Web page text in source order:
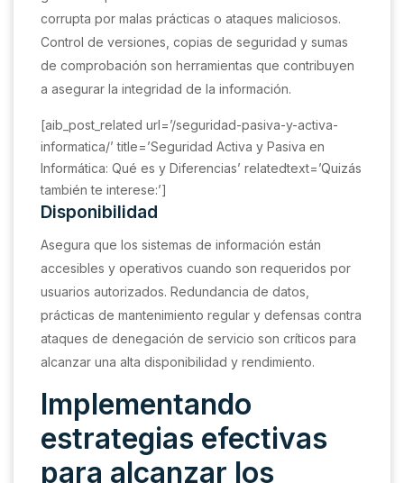
corrupta por malas prácticas o ataques maliciosos.
Control de versiones, copias de seguridad y sumas
de comprobación son herramientas que contribuyen
a asegurar la integridad de la información.
[aib_post_related url=’/seguridad-pasiva-y-activa-
informatica/’ title=’Seguridad Activa y Pasiva en
Informática: Qué es y Diferencias’ relatedtext=’Quizás
también te interese:’]
Disponibilidad
Asegura que los sistemas de información están
accesibles y operativos cuando son requeridos por
usuarios autorizados. Redundancia de datos,
prácticas de mantenimiento regular y defensas contra
ataques de denegación de servicio son críticos para
alcanzar una alta disponibilidad y rendimiento.
Implementando
estrategias efectivas
para alcanzar los